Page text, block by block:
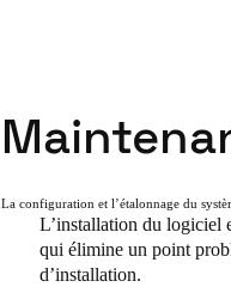
La configuration et l’étalonnage du
L’installation du logiciel
qui élimine un point
d’installation.